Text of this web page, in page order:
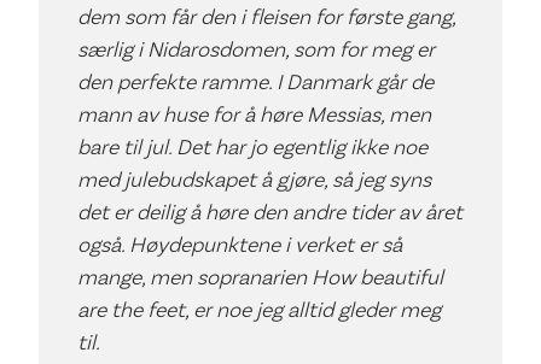
dem som får den i fleisen for første gang,
særlig i Nidarosdomen, som for meg er
den perfekte ramme. I Danmark går de
mann av huse for å høre Messias, men
bare til jul. Det har jo egentlig ikke noe
med julebudskapet å gjøre, så jeg syns
det er deilig å høre den andre tider av året
også. Høydepunktene i verket er så
mange, men sopranarien How beautiful
are the feet, er noe jeg alltid gleder meg
til.